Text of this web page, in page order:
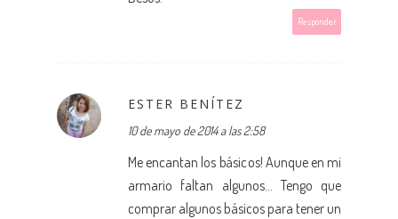
Responder
ESTER BENÍTEZ
10 de mayo de 2014 a las 2:58
Me encantan los básicos! Aunque en mi
armario faltan algunos... Tengo que
comprar algunos básicos para tener un